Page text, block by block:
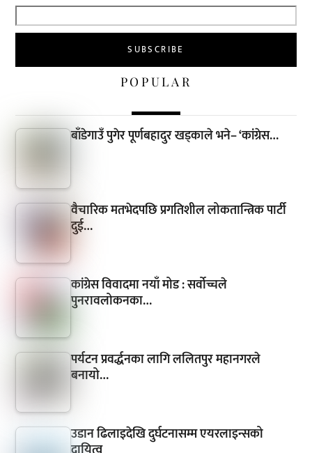
POPULAR
बाँडेगाउँ पुगेर पूर्णबहादुर खड्काले भने– ‘कांग्रेस…
वैचारिक मतभेदपछि प्रगतिशील लोकतान्त्रिक पार्टी
दुई…
कांग्रेस विवादमा नयाँ मोड : सर्वोच्चले
पुनरावलोकनका…
पर्यटन प्रवर्द्धनका लागि ललितपुर महानगरले
बनायो…
उडान ढिलाइदेखि दुर्घटनासम्म एयरलाइन्सको